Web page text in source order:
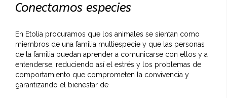
Conectamos especies
En Etolia procuramos que los animales se sientan como
miembros de una familia multiespecie y que las personas
de la familia puedan aprender a comunicarse con ellos y a
entenderse, reduciendo así el estrés y los problemas de
comportamiento que comprometen la convivencia y
garantizando el bienestar de